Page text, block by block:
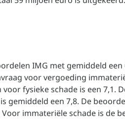
IMG met gemiddeld
voor vergoeding
fysieke schade is een 7,1.
gemiddeld een 7,8. De
immateriële schade is de